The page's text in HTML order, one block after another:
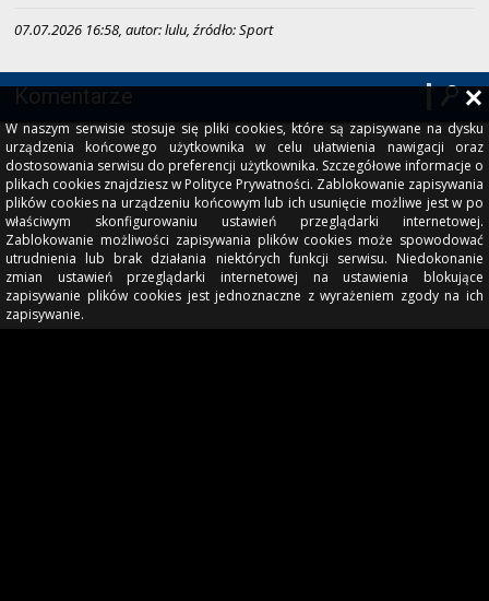
07.07.2026 16:58, autor: lulu, źródło: Sport
Komentarze
W naszym serwisie stosuje się pliki cookies, które są zapisywane na dysku
urządzenia końcowego użytkownika w celu ułatwienia nawigacji oraz
dostosowania serwisu do preferencji użytkownika. Szczegółowe informacje o
plikach cookies znajdziesz w Polityce Prywatności. Zablokowanie zapisywania
plików cookies na urządzeniu końcowym lub ich usunięcie możliwe jest w po
właściwym skonfigurowaniu ustawień przeglądarki internetowej.
Zablokowanie możliwości zapisywania plików cookies może spowodować
utrudnienia lub brak działania niektórych funkcji serwisu. Niedokonanie
zmian ustawień przeglądarki internetowej na ustawienia blokujące
zapisywanie plików cookies jest jednoznaczne z wyrażeniem zgody na ich
zapisywanie.